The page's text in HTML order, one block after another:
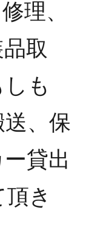
理、
取
も
、保
貸出
き